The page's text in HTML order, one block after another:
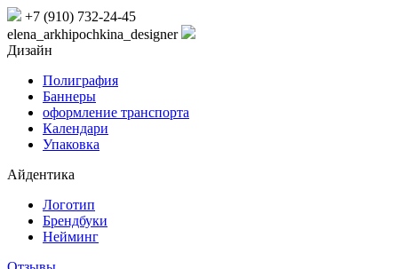
+7 (910) 732-24-45
elena_arkhipochkina_designer
Дизайн
Полиграфия
Баннеры
оформление транспорта
Календари
Упаковка
Айдентика
Логотип
Брендбуки
Нейминг